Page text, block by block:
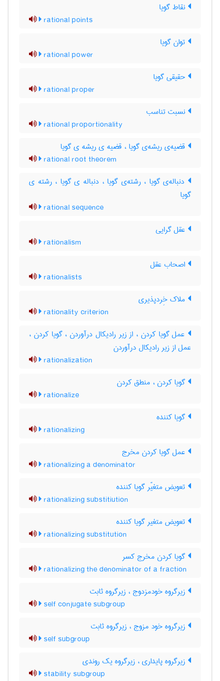
نقاط گویا
rational points
توان گویا
rational power
حقیقی گویا
rational proper
نسبت تناسب
rational proportionality
قضیه‌ی ریشه‌ی گویا ، قضیه ی ریشه ی گویا
rational root theorem
دنباله‌ی گویا ، رشته‌ی گویا ، دنباله ی گویا ، رشته ی
گویا
rational sequence
عقل گرایی
rationalism
اصحاب عقل
rationalists
ملاک خِردپذیری
rationality criterion
عمل گویا کردن ، از زیر رادیکال درآوردن ، گویا کردن ،
عمل از زیر رادیکال درآوردن
rationalization
گویا کردن ، منطق کردن
rationalize
گویا کننده
rationalizing
عمل گویا کردن مخرج
rationalizing a denominator
تعویض متغیّر گویا کننده
rationalizing substitiution
تعویض متغیر گویا کننده
rationalizing substitution
گویا کردن مخرج کسر
rationalizing the denominator of a fraction
زیرگروه خودمزدوج ، زیرگروه ثابت
self conjugate subgroup
زیرگروه خود مزوج ، زیرگروه ثابت
self subgroup
زیرگروه پایداری ، زیرگروه یک روندی
stability subgroup